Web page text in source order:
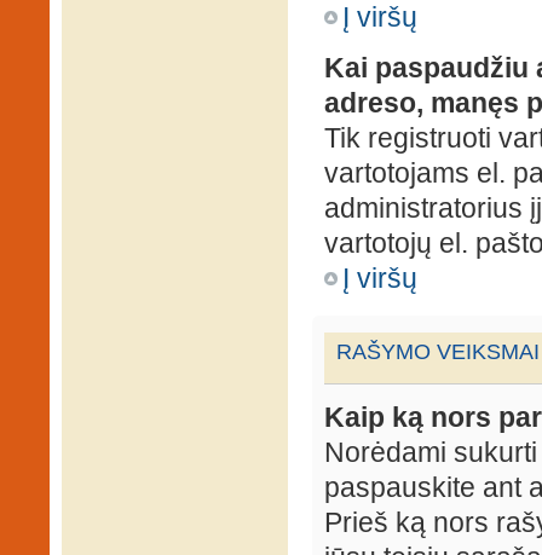
Į viršų
Kai
adreso, manęs
Tik registruoti
vartotojams el.
administratorius
vartotojų el.
Į viršų
RAŠYMO VEIKSMAI
Kaip ką nors
Norėdami
paspauskite ant
Prieš ką nors